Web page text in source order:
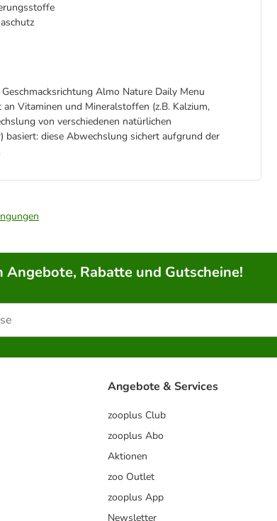
Almo Nature Daily Menu
Vitaminen und Mineralstoffen (z.B. Kalzium,
von verschiedenen natürlichen
basiert: diese Abwechslung sichert aufgrund der
Rabatte und Gutscheine!
Angebote & Services
zooplus Club
zooplus Abo
Aktionen
zoo Outlet
zooplus App
Newsletter